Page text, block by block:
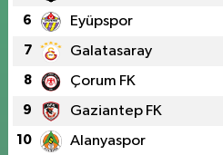
6 Eyüpspor
7 Galatasaray
8 Çorum FK
9 Gaziantep FK
10 Alanyaspor